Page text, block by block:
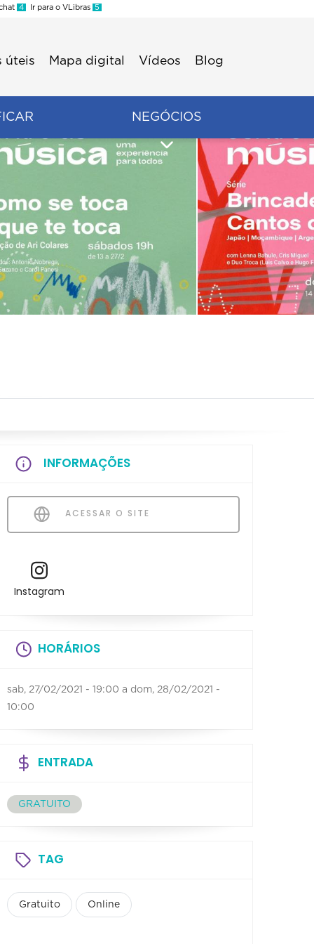
4 Ir para o VLibras 5
úteis Mapa digital Vídeos Blog
NEGÓCIOS
INFORMAÇÕES
ACESSAR O SITE
Instagram
HORÁRIOS
sab, 27/02/2021 - 19:00 a dom, 28/02/2021 -
10:00
ENTRADA
GRATUITO
TAG
Gratuito Online